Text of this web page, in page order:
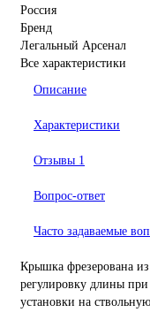
Россия
Бренд
Легальный Арсенал
Все характеристики
Описание
Характеристики
Отзывы 1
Вопрос-ответ
Часто задаваемые
Крышка фрезерована
регулировку длины
установки на